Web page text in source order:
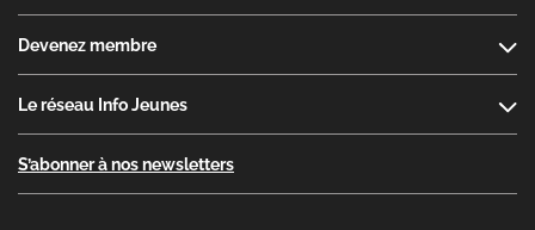
Devenez membre
Le réseau Info Jeunes
S’abonner à nos newsletters